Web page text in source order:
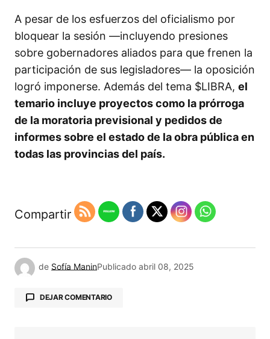
A pesar de los esfuerzos del oficialismo por
bloquear la sesión —incluyendo presiones
sobre gobernadores aliados para que frenen la
participación de sus legisladores— la oposición
logró imponerse. Además del tema $LIBRA, el
temario incluye proyectos como la prórroga
de la moratoria previsional y pedidos de
informes sobre el estado de la obra pública en
todas las provincias del país.
Compartir
de Sofía ManinPublicado abril 08, 2025
DEJAR COMENTARIO